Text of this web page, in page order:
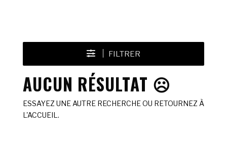
FILTRER
AUCUN RÉSULTAT ☹️
ESSAYEZ UNE AUTRE RECHERCHE OU RETOURNEZ À
L'ACCUEIL.